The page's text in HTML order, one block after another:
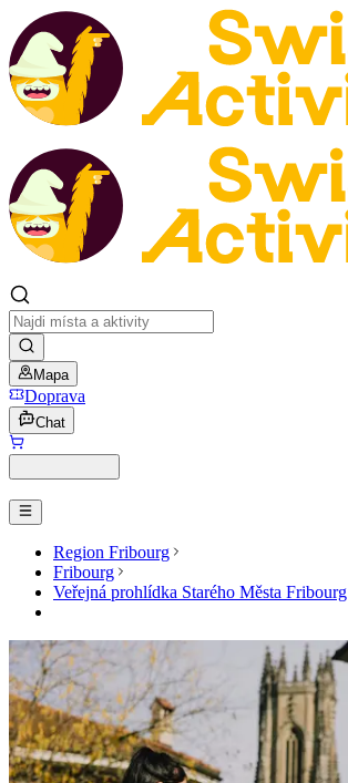
Mapa
Doprava
Chat
Region Fribourg
Fribourg
Veřejná prohlídka Starého Města Fribourg